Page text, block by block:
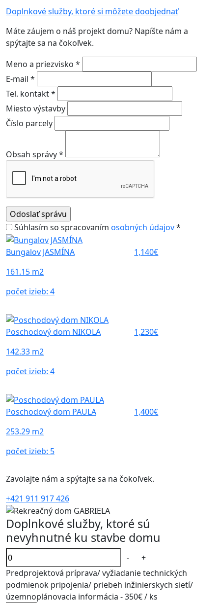
Doplnkové služby, ktoré si môžete doobjednať
Máte záujem o náš projekt domu? Napíšte nám a
spýtajte sa na čokoľvek.
Meno a priezvisko *
E-mail *
Tel. kontakt *
Miesto výstavby
Číslo parcely
Obsah správy *
Súhlasím so spracovaním osobných údajov*
Bungalov JASMÍNA
1,140€
161.15 m2
počet izieb: 4
Poschodový dom NIKOLA
1,230€
142.33 m2
počet izieb: 4
Poschodový dom PAULA
1,400€
253.29 m2
počet izieb: 5
Zavolajte nám a spýtajte sa na čokoľvek.
+421 911 917 426
Doplnkové služby, ktoré sú
nevyhnutné ku stavbe domu
-
+
Predprojektová príprava/ vyžiadanie technických
podmienok pripojenia/ priebeh inžinierskych sietí/
územnoplánovacia informácia -350€/ ks